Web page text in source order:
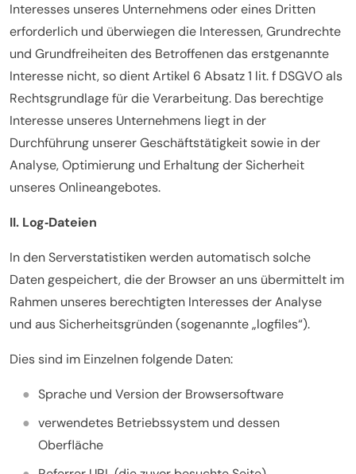
Interesses unseres Unternehmens oder eines Dritten
erforderlich und überwiegen die Interessen, Grundrechte
und Grundfreiheiten des Betroffenen das erstgenannte
Interesse nicht, so dient Artikel 6 Absatz 1 lit. f DSGVO als
Rechtsgrundlage für die Verarbeitung. Das berechtige
Interesse unseres Unternehmens liegt in der
Durchführung unserer Geschäftstätigkeit sowie in der
Analyse, Optimierung und Erhaltung der Sicherheit
unseres Onlineangebotes.
II. Log‐Dateien
In den Serverstatistiken werden automatisch solche
Daten gespeichert, die der Browser an uns übermittelt im
Rahmen unseres berechtigten Interesses der Analyse
und aus Sicherheitsgründen (sogenannte „logfiles“).
Dies sind im Einzelnen folgende Daten:
Sprache und Version der Browsersoftware
verwendetes Betriebssystem und dessen
Oberfläche